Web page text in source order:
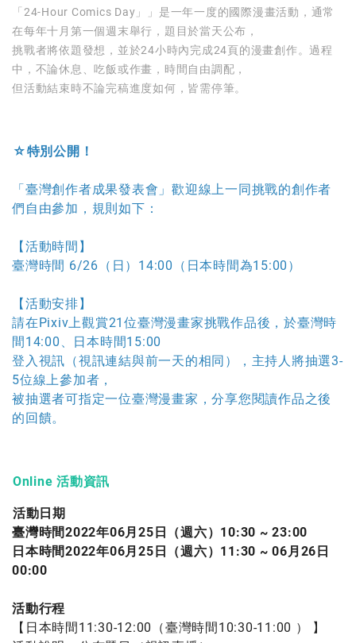
「24-Hour Comics Day」」是一年一度的國際漫畫活動，通常
在每年十月第一個週末舉行，題目於當天公布，
挑戰者將依題發想，並於24小時內完成24頁的漫畫創作。過程
中，不論休息、吃飯或作畫，時間自由調配，
但活動結束時不論完稿進度如何，皆需停筆。
☆特別公開！
「臺灣創作者成果發表會 」歡迎線上一同挑戰的創作者
們自由參加，規則如下：
【活動時間】
臺灣時間 6/26（日）14:00（日本時間為15:00）
【活動安排】
請在Pixiv上觀賞21位臺灣漫畫家挑戰作品後，於臺灣時
間14:00、日本時間15:00
登入視訊（視訊連結與前一天的相同），主持人將抽選3-
5位線上參加者，
被抽選者可指定一位臺灣漫畫家，分享您閱讀作品之後
的回饋。
Online 活動資訊
活動日期
臺灣時間2022年06月 25 日（週六） 10:30 ~ 23:00
日本時間2022年06月 25 日（週六） 11:30 ~ 06月 26 日
00:00
活動行程
【日本時間11:30-12:00（臺灣時間10:30-11:00 ） 】